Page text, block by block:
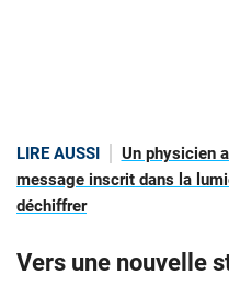
LIRE AUSSI
Un physicien
message inscrit dans la
déchiffrer
Vers une nouvelle